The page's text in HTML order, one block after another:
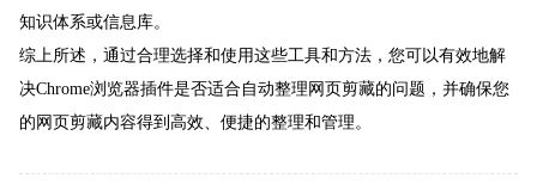
知识体系或信息库。
综上所述，通过合理选择和使用这些工具和方法，您可以有效地解
决Chrome浏览器插件是否适合自动整理网页剪藏的问题，并确保您
的网页剪藏内容得到高效、便捷的整理和管理。